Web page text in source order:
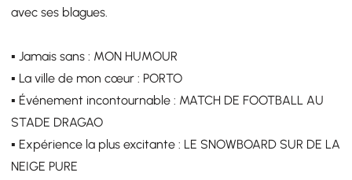
avec ses blagues.
▪️ Jamais sans : MON HUMOUR
▪️ La ville de mon cœur : PORTO
▪️ Événement incontournable : MATCH DE FOOTBALL AU
STADE DRAGAO
▪️ Expérience la plus excitante : LE SNOWBOARD SUR DE LA
NEIGE PURE